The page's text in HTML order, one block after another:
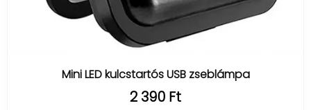
Mini LED kulcstartós USB zseblámpa
2 390 Ft